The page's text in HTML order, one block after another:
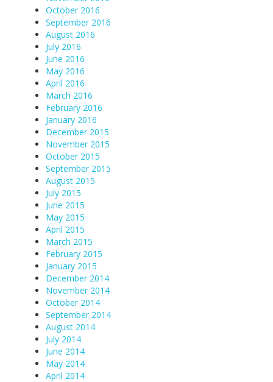
October 2016
September 2016
August 2016
July 2016
June 2016
May 2016
April 2016
March 2016
February 2016
January 2016
December 2015
November 2015
October 2015
September 2015
August 2015
July 2015
June 2015
May 2015
April 2015
March 2015
February 2015
January 2015
December 2014
November 2014
October 2014
September 2014
August 2014
July 2014
June 2014
May 2014
April 2014